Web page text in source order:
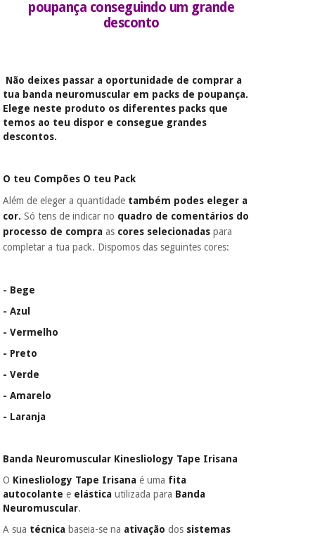
Muito
serão cobradas no
mesmo dia de cada
mês.
quiser, sem
penalizações ou
truques.
Os seus dados
protegidos.
poupança conseguindo um grande
desconto
Não deixes passar a oportunidade de comprar a
tua banda neuromuscular em packs de poupança.
Elege neste produto os diferentes packs que
temos ao teu dispor e consegue grandes
descontos.
O teu Compões O teu Pack
Além de eleger a quantidade também podes eleger a
cor. Só tens de indicar no quadro de comentários do
processo de compra as cores selecionadas para
completar a tua pack. Dispomos das seguintes cores:
- Bege
- Azul
- Vermelho
- Preto
- Verde
- Amarelo
- Laranja
Banda Neuromuscular Kinesliology Tape Irisana
O Kinesliology Tape Irisana é uma fita
autocolante e elástica utilizada para Banda
Neuromuscular.
A sua técnica baseia-se na ativaçãodos sistemas